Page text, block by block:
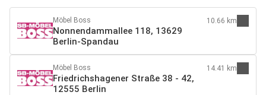
Möbel Boss
Nonnendammallee 118, 13629
Berlin-Spandau
10.66 km
Möbel Boss
Friedrichshagener Straße 38 - 42,
12555 Berlin
14.41 km